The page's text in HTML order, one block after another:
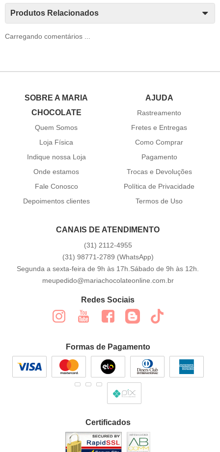
Produtos Relacionados
Carregando comentários ...
SOBRE A MARIA
CHOCOLATE
Quem Somos
Loja Física
Indique nossa Loja
Onde estamos
Fale Conosco
Depoimentos clientes
AJUDA
Rastreamento
Fretes e Entregas
Como Comprar
Pagamento
Trocas e Devoluções
Política de Privacidade
Termos de Uso
CANAIS DE ATENDIMENTO
(31) 2112-4955
(31) 98771-2789 (WhatsApp)
Segunda a sexta-feira de 9h às 17h.Sábado de 9h às 12h.
meupedido@mariachocolateonline.com.br
Redes Sociais
Formas de Pagamento
Certificados